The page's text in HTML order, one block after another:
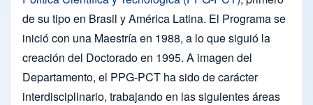
de su tipo en Brasil y América Latina. El Programa se
inició con una Maestría en 1988, a lo que siguió la
creación del Doctorado en 1995. A imagen del
Departamento, el PPG-PCT ha sido de carácter
interdisciplinario, trabajando en las siguientes áreas